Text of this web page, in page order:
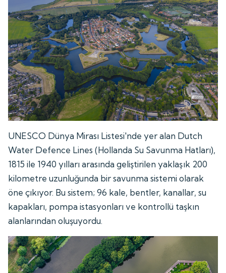
UNESCO Dünya Mirası Listesi'nde yer alan Dutch
Water Defence Lines (Hollanda Su Savunma Hatları),
1815 ile 1940 yılları arasında geliştirilen yaklaşık 200
kilometre uzunluğunda bir savunma sistemi olarak
öne çıkıyor. Bu sistem; 96 kale, bentler, kanallar, su
kapakları, pompa istasyonları ve kontrollü taşkın
alanlarından oluşuyordu.